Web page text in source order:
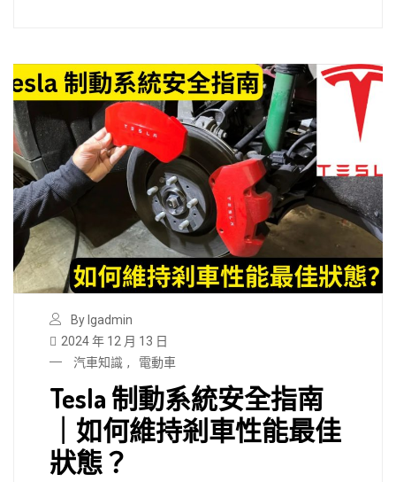
By lgadmin
2024 年 12 月 13 日
汽車知識 , 電動車
Tesla 制動系統安全指南
｜如何維持剎車性能最佳
狀態？